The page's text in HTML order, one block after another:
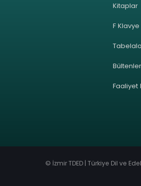
Kitaplar
F Klavye
Bültenler
Faaliyet
© İzmir TDED | Türkiye Dil ve